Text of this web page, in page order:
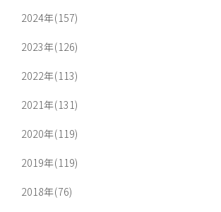
2024年(157)
2023年(126)
2022年(113)
2021年(131)
2020年(119)
2019年(119)
2018年(76)